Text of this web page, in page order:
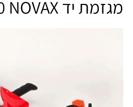
מגזמת יד SL750 NOVAX